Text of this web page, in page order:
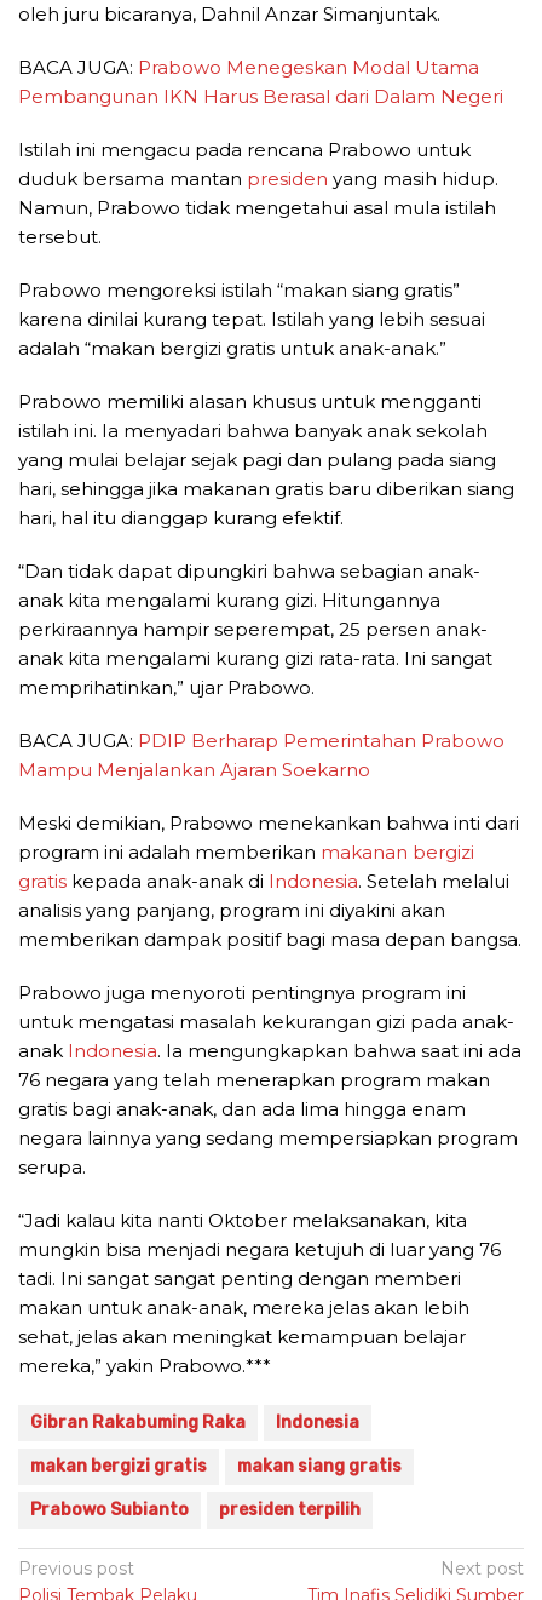
oleh juru bicaranya, Dahnil Anzar Simanjuntak.
BACA JUGA: Prabowo Menegeskan Modal Utama
Pembangunan IKN Harus Berasal dari Dalam Negeri
Istilah ini mengacu pada rencana Prabowo untuk
duduk bersama mantan presiden yang masih hidup.
Namun, Prabowo tidak mengetahui asal mula istilah
tersebut.
Prabowo mengoreksi istilah “makan siang gratis”
karena dinilai kurang tepat. Istilah yang lebih sesuai
adalah “makan bergizi gratis untuk anak-anak.”
Prabowo memiliki alasan khusus untuk mengganti
istilah ini. Ia menyadari bahwa banyak anak sekolah
yang mulai belajar sejak pagi dan pulang pada siang
hari, sehingga jika makanan gratis baru diberikan siang
hari, hal itu dianggap kurang efektif.
“Dan tidak dapat dipungkiri bahwa sebagian anak-
anak kita mengalami kurang gizi. Hitungannya
perkiraannya hampir seperempat, 25 persen anak-
anak kita mengalami kurang gizi rata-rata. Ini sangat
memprihatinkan,” ujar Prabowo.
BACA JUGA: PDIP Berharap Pemerintahan Prabowo
Mampu Menjalankan Ajaran Soekarno
Meski demikian, Prabowo menekankan bahwa inti dari
program ini adalah memberikan makanan bergizi
gratis kepada anak-anak di Indonesia. Setelah melalui
analisis yang panjang, program ini diyakini akan
memberikan dampak positif bagi masa depan bangsa.
Prabowo juga menyoroti pentingnya program ini
untuk mengatasi masalah kekurangan gizi pada anak-
anak Indonesia. Ia mengungkapkan bahwa saat ini ada
76 negara yang telah menerapkan program makan
gratis bagi anak-anak, dan ada lima hingga enam
negara lainnya yang sedang mempersiapkan program
serupa.
“Jadi kalau kita nanti Oktober melaksanakan, kita
mungkin bisa menjadi negara ketujuh di luar yang 76
tadi. Ini sangat sangat penting dengan memberi
makan untuk anak-anak, mereka jelas akan lebih
sehat, jelas akan meningkat kemampuan belajar
mereka,” yakin Prabowo.***
Gibran Rakabuming Raka Indonesia
makan bergizi gratis makan siang gratis
Prabowo Subianto presiden terpilih
Post
Previous post
Polisi Tembak Pelaku
Next post
Tim Inafis Selidiki Sumber